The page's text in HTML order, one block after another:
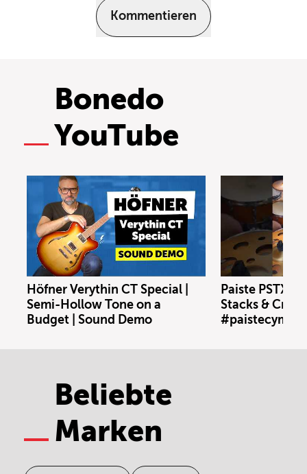
Kommentieren
Bonedo
YouTube
Höfner Verythin CT Special |
Semi-Hollow Tone on a
Budget | Sound Demo
Paiste PSTX
Stacks &
Beliebte
Marken